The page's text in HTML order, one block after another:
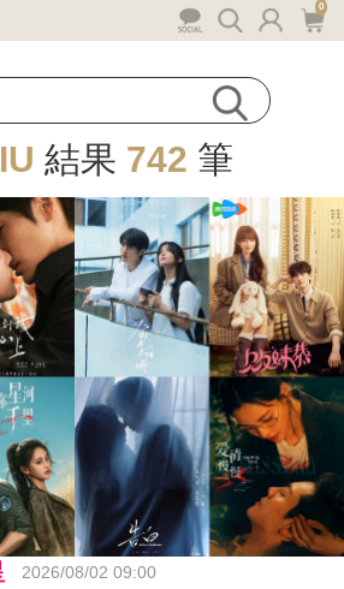
0
IU 結果 742 筆
2026/08/02 09:00